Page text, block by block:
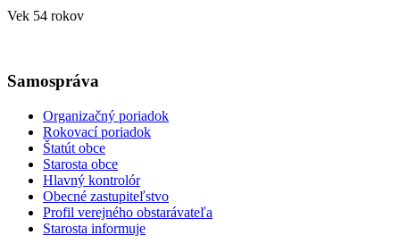
Vek 54 rokov
Samospráva
Organizačný poriadok
Rokovací poriadok
Štatút obce
Starosta obce
Hlavný kontrolór
Obecné zastupiteľstvo
Profil verejného obstarávateľa
Starosta informuje